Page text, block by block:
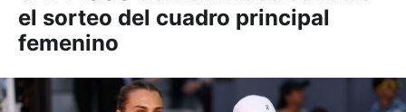
el sorteo del cuadro principal
femenino